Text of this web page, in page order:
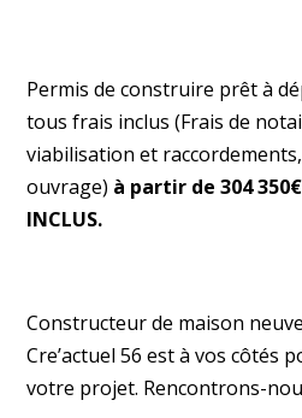
Permis de construire prêt à
tous frais inclus (Frais de
viabilisation et
ouvrage) à partir de 304 350€
INCLUS.
Constructeur de maison
Cre’actuel 56 est à vos côtés
votre projet. Rencontrons-